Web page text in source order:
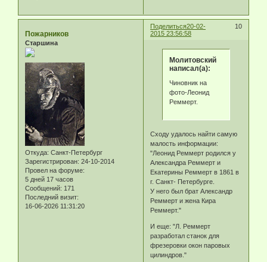
Поделиться 10
20-02-
2015 23:56:58
Пожарников
Старшина
Откуда: Санкт-Петербург
Зарегистрирован: 24-10-2014
Провел на форуме:
5 дней 17 часов
Сообщений: 171
Последний визит:
16-06-2026 11:31:20
Молитовский
написал(а):
Чиновник на
фото-Леонид
Реммерт.
Сходу удалось найти самую
малость информации:
"Леонид Реммерт родился у
Александра Реммерт и
Екатерины Реммерт в 1861 в
г. Санкт- Петербурге.
У него был брат Александр
Реммерт и жена Кира
Реммерт."
И еще: "Л. Реммерт
разработал станок для
фрезеровки окон паровых
цилиндров."